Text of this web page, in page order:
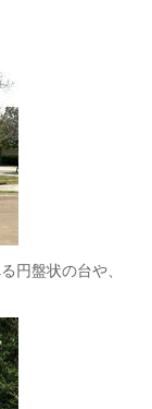
円盤状の台や、